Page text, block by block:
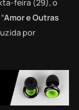
feira (29), o
Amor e Outras
por